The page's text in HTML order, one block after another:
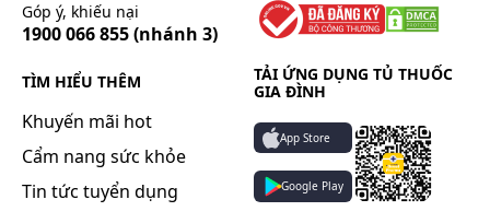
Huyết áp động mạch và nhịp tim.
Áp lực tĩnh mạch chủ.
Áp lực động mạch phổi.
Lượng nước tiểu.
Nồng độ các chất điện giải.
Tỷ lệ hematocrit/hemoglobin
Dấu hiệu lâm sàng của suy tim và suy hô hấp (vd:
Góp ý, khiếu nại
1900 066 855(nhánh 3)
TÌM HIỂU THÊM
Khuyến mãi hot
Cẩm nang sức khỏe
Tin tức tuyển dụng
TẢI ỨNG DỤNG TỦ THUỐC
GIA ĐÌNH
App Store
Google Play